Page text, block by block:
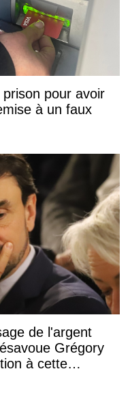
pour avoir
à un faux
de l'argent
Grégory
à cette